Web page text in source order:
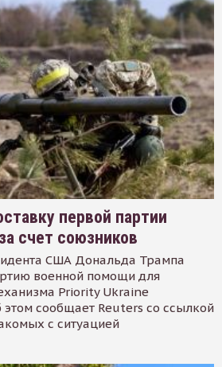
первой партии
счет союзников
США Дональда Трампа
военной помощи для
Priority Ukraine
сообщает Reuters со ссылкой
с ситуацией